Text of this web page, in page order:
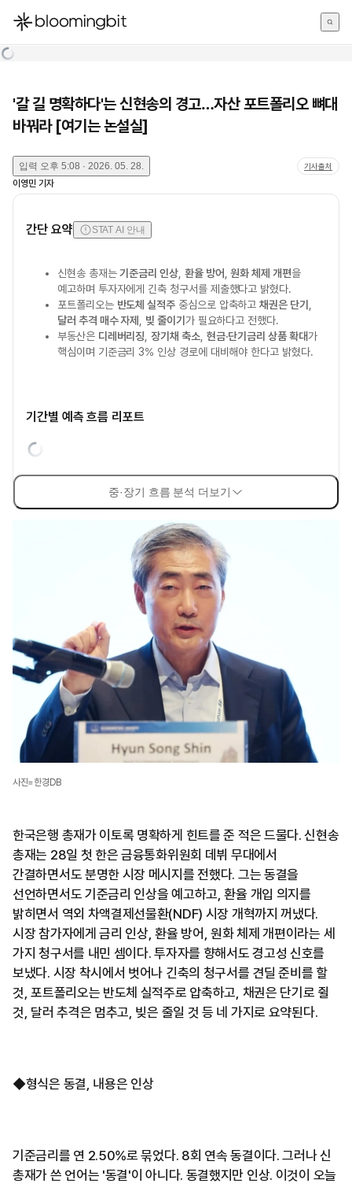
한국어
'갈 길 명확하다'는 신현송의 경고…자산 포트폴리오 뼈대
바꿔라 [여기는 논설실]
입력 오후 5:08 · 2026. 05. 28. 기사출처
이영민 기자
간단 요약 STAT AI 안내
신현송 총재는기준금리 인상, 환율 방어 ,원화 체제 개편을
예고하며 투자자에게 긴축 청구서를 제출했다고 밝혔다.
포트폴리오는 반도체 실적주 중심으로 압축하고채권은 단기
달러 추격 매수 자제
빚 줄이기 가 필요하다고 전했다.
부동산은 디레버리징 ,장기채 축소, 현금·단기금리 상품 확대가
핵심이며 기준금리 3% 인상 경로에 대비해야 한다고 밝혔다.
기간별 예측 흐름 리포트
중·장기 흐름 분석 더보기
사진=한경DB
한국은행 총재가 이토록 명확하게 힌트를 준 적은 드물다. 신현송
총재는 28일 첫 한은 금융통화위원회 데뷔 무대에서
간결하면서도 분명한 시장 메시지를 전했다. 그는 동결을
선언하면서도 기준금리 인상을 예고하고, 환율 개입 의지를
밝히면서 역외 차액결제선물환(NDF) 시장 개혁까지 꺼냈다.
시장 참가자에게 금리 인상, 환율 방어, 원화 체제 개편이라는 세
가지 청구서를 내민 셈이다. 투자자를 향해서도 경고성 신호를
보냈다. 시장 착시에서 벗어나 긴축의 청구서를 견딜 준비를 할
것, 포트폴리오는 반도체 실적주로 압축하고, 채권은 단기로 쥘
것, 달러 추격은 멈추고, 빚은 줄일 것 등 네 가지로 요약된다.
◆형식은 동결, 내용은 인상
기준금리를 연 2.50%로 묶었다. 8회 연속 동결이다. 그러나 신
총재가 쓴 언어는 '동결'이 아니다. 동결했지만 인상. 이것이 오늘